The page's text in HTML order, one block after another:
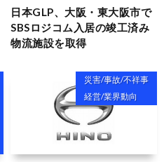
日本GLP、大阪・東大阪市で
SBSロジコム入居の竣工済み
物流施設を取得
災害/事故/不祥事
経営/業界動向